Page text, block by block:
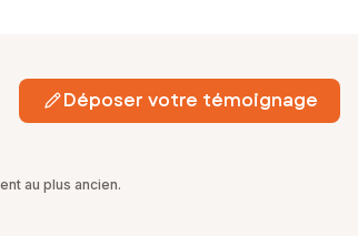
Déposer votre témoignage
au plus ancien.